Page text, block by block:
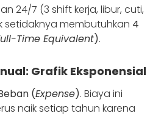
24/7 (3 shift kerja, libur, cuti,
setidaknya membutuhkan 4
Time Equivalent).
Grafik Eksponensial
(Expense). Biaya ini
naik setiap tahun karena